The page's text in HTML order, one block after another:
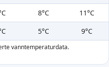
8°C
11°C
5°C 9°C
vanntemperaturdata.